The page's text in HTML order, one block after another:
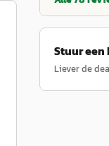
Stuur
Liever de